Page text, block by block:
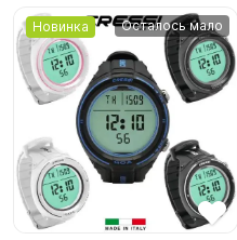
Акции
Новинка Осталось мало